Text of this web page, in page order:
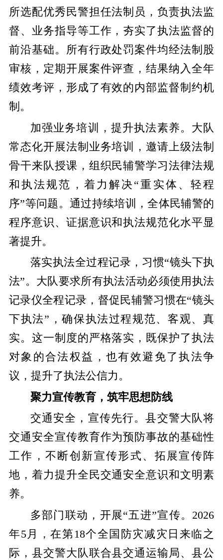
所选配优秀民警担任法制员，负责执法监
督、业务指导等工作，夯实了执法监督的
前沿基础。所有行政处罚案件均经法制股
审核，定期开展案件评查，结果纳入全年
绩效考评，形成了有效的内部监督制约机
制 。
加强业务培训，提升执法素养。 大队
常态化开展法制业务培训，邀请上级法制
骨干来队授课，组织民辅警学习法律法规
和执法规范，着力解决“重实体、轻程
序”等问题。通过持续培训，全体民辅警的
程序意识、证据意识和执法规范化水平显
著提升。
落实执法全过程记录，习惯“镜头下执
法”。 大队要求所有执法活动必须使用执法
记录仪全程记录，督促民辅警习惯在“镜头
下执法”，确保执法过程规范、客观、真
实。这一制度的严格落实，既保护了执法
对象的合法权益，也有效避免了执法争
议，提升了执法公信力。
聚力宣传教育，筑牢思想防线
交通安全，宣传先行。县交警大队将
交通安全宣传教育作为预防事故的基础性
工作，不断创新宣传形式、拓展宣传阵
地，着力提升全民交通安全意识和文明素
养。
多部门联动，开展“五进”宣传。 2026
年5月，在第18个全国防灾减灾日来临之
际，县交警大队联合县交通运输局、县公